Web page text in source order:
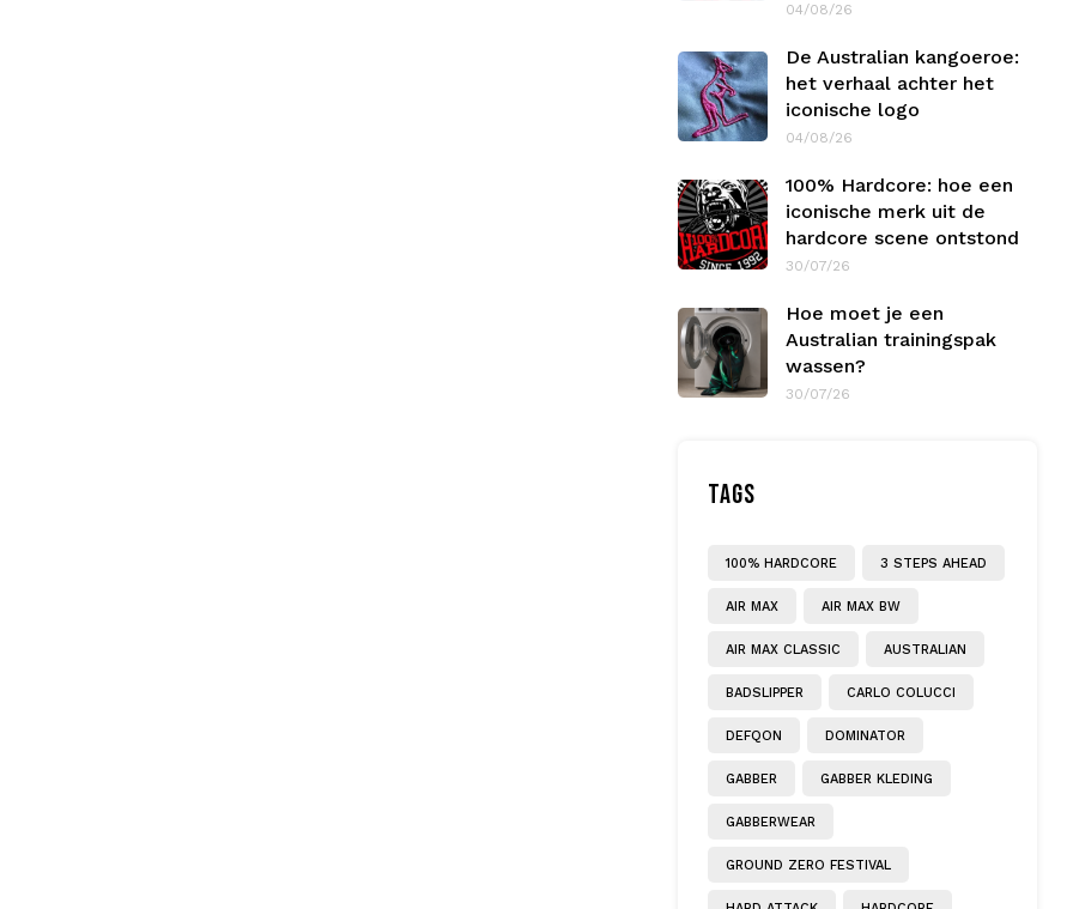
04/08/26
De Australian kangoeroe:
het verhaal achter het
iconische logo
04/08/26
100% Hardcore: hoe een
iconische merk uit de
hardcore scene ontstond
30/07/26
Hoe moet je een
Australian trainingspak
wassen?
30/07/26
TAGS
100% HARDCORE 3 STEPS AHEAD
AIR MAX AIR MAX BW
AIR MAX CLASSIC AUSTRALIAN
BADSLIPPER CARLO COLUCCI
DEFQON DOMINATOR
GABBER GABBER KLEDING
GABBERWEAR
GROUND ZERO FESTIVAL